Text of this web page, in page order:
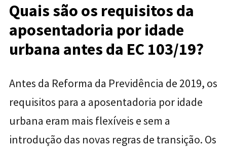
Quais são os requisitos da
aposentadoria por idade
urbana antes da EC 103/19?
Antes da Reforma da Previdência de 2019, os
requisitos para a aposentadoria por idade
urbana eram mais flexíveis e sem a
introdução das novas regras de transição. Os